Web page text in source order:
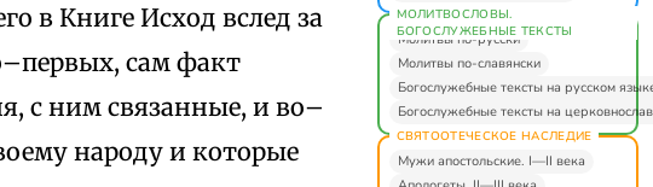
в Книге Исход вслед за
сам факт
с ним связанные, и во–
народу и которые
МОЛИТВОСЛОВЫ.
БОГОСЛУЖЕБНЫЕ ТЕКСТЫ
Молитвы по-русски
Молитвы по-славянски
Богослужебные тексты на русском
Богослужебные тексты на
СВЯТООТЕЧЕСКОЕ НАСЛЕДИЕ
Мужи апостольские. I—II века